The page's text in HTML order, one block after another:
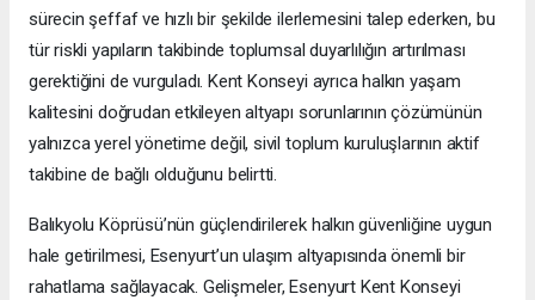
sürecin şeffaf ve hızlı bir şekilde ilerlemesini talep ederken, bu
tür riskli yapıların takibinde toplumsal duyarlılığın artırılması
gerektiğini de vurguladı. Kent Konseyi ayrıca halkın yaşam
kalitesini doğrudan etkileyen altyapı sorunlarının çözümünün
yalnızca yerel yönetime değil, sivil toplum kuruluşlarının aktif
takibine de bağlı olduğunu belirtti.
Balıkyolu Köprüsü’nün güçlendirilerek halkın güvenliğine uygun
hale getirilmesi, Esenyurt’un ulaşım altyapısında önemli bir
rahatlama sağlayacak. Gelişmeler, Esenyurt Kent Konseyi